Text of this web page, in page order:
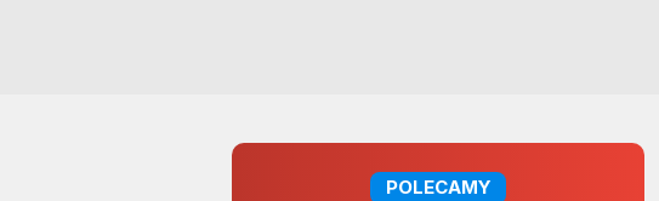
POLECAMY